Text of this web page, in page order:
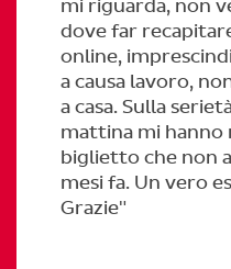
mi riguarda, non
dove far
online,
a causa lavoro,
a casa. Sulla
mattina mi hanno
biglietto che non
mesi fa. Un vero
Grazie"